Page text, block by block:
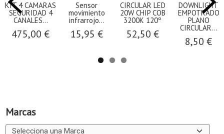
Marcas
KIT 4 CAMARAS
SEGURIDAD 4
CANALES...
475,00 €
Sensor
movimiento
infrarrojo...
15,95 €
CIRCULAR LED
20W CHIP COB
3200K 120º
52,50 €
DOWNLIGHT
EMPOTRADO
PLANO
CIRCULAR...
8,50 €